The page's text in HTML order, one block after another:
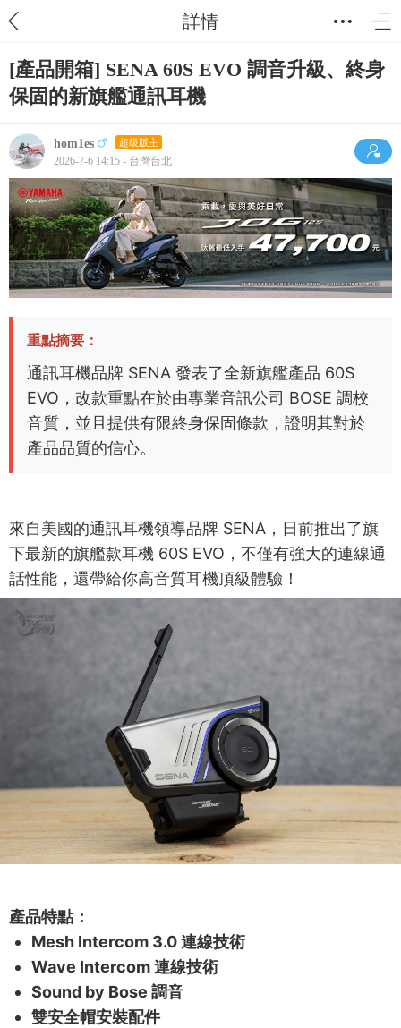
詳情
[產品開箱] SENA 60S EVO 調音升級、終身
保固的新旗艦通訊耳機
hom1es 超級版主
2026-7-6 14:15 - 台灣台北
重點摘要：
通訊耳機品牌 SENA 發表了全新旗艦產品 60S
EVO，改款重點在於由專業音訊公司 BOSE 調校
音質，並且提供有限終身保固條款，證明其對於
產品品質的信心。
來自美國的通訊耳機領導品牌 SENA，日前推出了旗
下最新的旗艦款耳機 60S EVO，不僅有強大的連線通
話性能，還帶給你高音質耳機頂級體驗！
產品特點：
Mesh Intercom 3.0 連線技術
Wave Intercom 連線技術
Sound by Bose 調音
雙安全帽安裝配件